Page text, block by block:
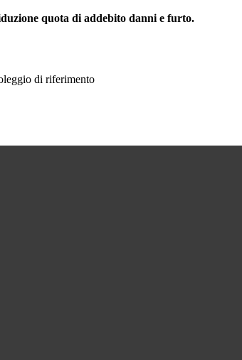
quota di addebito danni e furto.
di riferimento